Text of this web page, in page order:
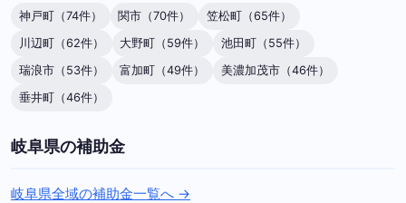
神戸町（74件） 関市（70件）
笠松町（65件）
川辺町（62件）
大野町（59件）
池田町（55件）
瑞浪市（53件）
富加町（49件）
美濃加茂市（46件）
垂井町（46件）
岐阜県の補助金
岐阜県全域の補助金一覧へ →